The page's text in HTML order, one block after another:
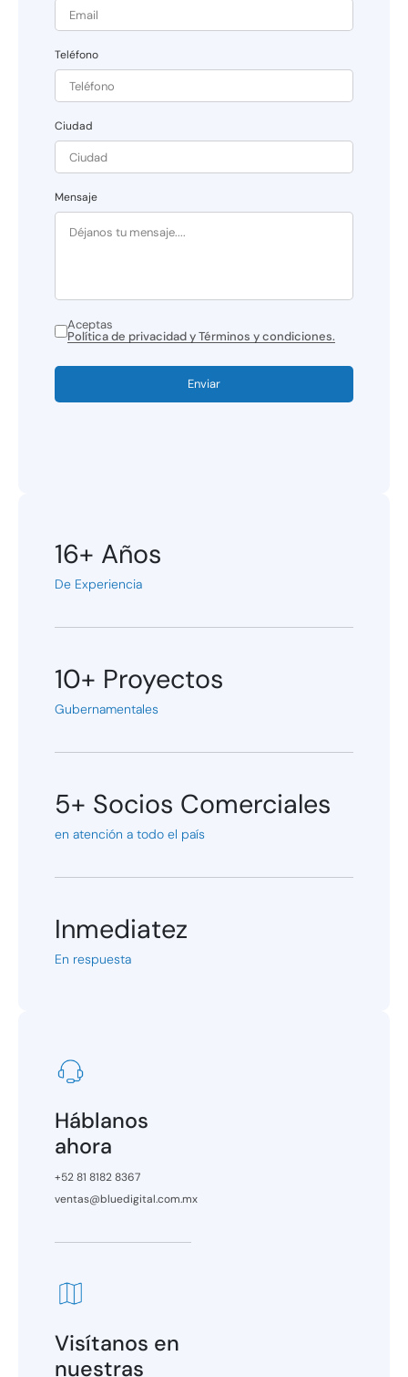
Teléfono
Ciudad
Mensaje
Aceptas
Política de privacidad y Términos y condiciones.
Enviar
16+ Años
De Experiencia
10+ Proyectos
Gubernamentales
5+ Socios Comerciales
en atención a todo el país
Inmediatez
En respuesta
Háblanos
ahora
+52 81 8182 8367
ventas@bluedigital.com.mx
Visítanos en
nuestras